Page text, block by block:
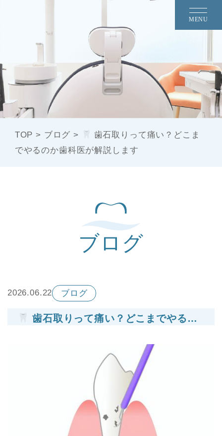
TOP > ブログ >
歯石取りって痛い？どこま
でやるのか歯科医が解説します
ブログ
2026.06.22 ブログ
歯石取りって痛い？どこまでやるのか歯科医が解説します
MENU